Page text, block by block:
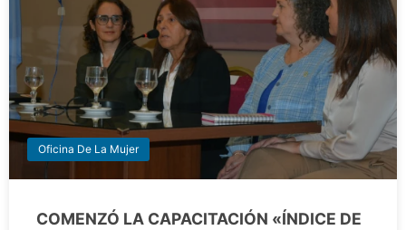
Oficina De La Mujer
COMENZÓ LA CAPACITACIÓN «ÍNDICE DE